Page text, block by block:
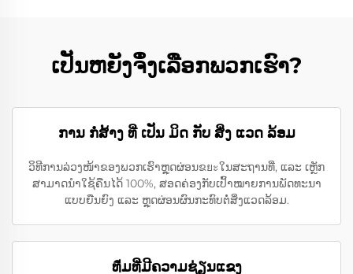
ເປັນຫຍັງຈຶ່ງເລືອກພວກເຮົາ?
ການ ກໍ່ສ້າງ ທີ່ ເປັນ ມິດ ກັບ ສິ່ງ ແວດ ລ້ອມ
ວິທີການລ່ວງໜ້າຂອງພວກເຮົາຫຼຸດຜ່ອນຂยะໃນສະຖານທີ່, ແລະ ເຫຼັກ
ສາມາດນໍາໃຊ້ຄືນໄດ້ 100%, ສອດຄ່ອງກັບເປົ້າໝາຍການພັດທະນາ
ແບບຍືນຍົງ ແລະ ຫຼຸດຜ່ອນຜົນກະທົບຕໍ່ສິ່ງແວດລ້ອມ.
ທีມທີ່ມີຄວາມຊ່ຽນແຂງ